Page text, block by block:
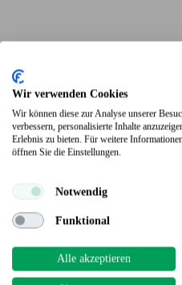
Terrassendielen
Wir verwenden Cookies
Wir können diese zur Analyse unserer
verbessern, personalisierte Inhalte
Erlebnis zu bieten. Für weitere
öffnen Sie die Einstellungen.
Notwendig
Funktional
Alle akzeptieren